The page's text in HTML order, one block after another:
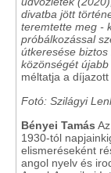
divatba jött
teremtette meg -
próbálkozással
útkeresése
közönségét
méltatja a
Fotó: Szilágyi
Bényei Tamás
1930-tól
elismeréseként
angol nyelv és